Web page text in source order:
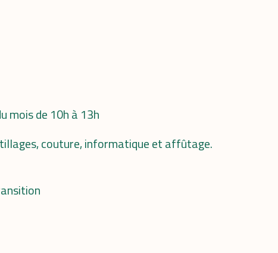
mois de 10h à 13h
couture, informatique et affûtage.